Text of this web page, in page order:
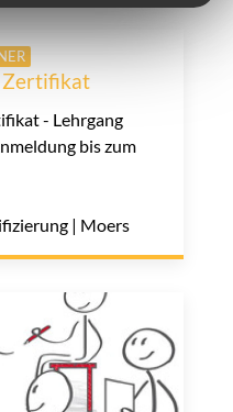
- Lehrgang
bis zum
| Moers